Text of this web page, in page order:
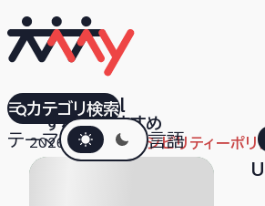
すべておすすめ
テーマダークモード言語
カテゴリ検索
Aksesibel
2026.01.05 アクセシビリティーポリ